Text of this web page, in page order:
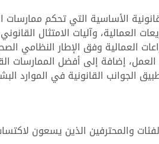
الأساسية التي تحكم ممارسات
العمالية، وآليات الامتثال
العمالية وفق الإطار النظامي
إضافة إلى أفضل الممارسات
الجوانب القانونية في الموارد
والمحترفين الذين يسعون